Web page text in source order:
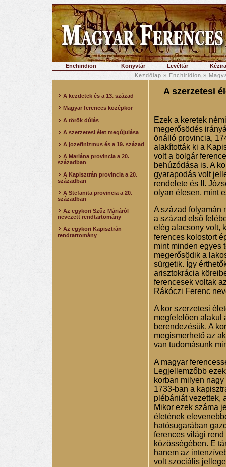
Enchiridion Könyvtár Levéltár
Kezdőlap » Enchiridion »
A kezdetek és a 13. század
Magyar ferences középkor
A török dúlás
A szerzetesi élet megújulása
A jozefinizmus és a 19. század
A Mariána provincia a 20.
században
A Kapisztrán provincia a 20.
században
A Stefanita provincia a 20.
században
Az egykori Szűz Máriáról
nevezett rendtartomány
Az egykori Kapisztrán
rendtartomány
A szerzetesi
Ezek a keretek
megerősödés
önálló provincia,
alakították ki a
volt a bolgár
behúzódása is. A
gyarapodás volt
rendelete és II.
olyan élesen, mint
A század folyamán
a század első
elég alacsony volt,
ferences kolostort
mint minden egyes
megerősödik a
sürgetik. Így
arisztokrácia
ferencesek voltak
Rákóczi Ferenc
A kor szerzetesi
megfelelően alakul
berendezésük. A
megismerhető az
van tudomásunk
A magyar
Legjellemzőbb
korban milyen
1733-ban a
plébániát vezettek,
Mikor ezek száma
életének
hatósugarában
ferences világi
közösségében. E
hanem az
volt szociális